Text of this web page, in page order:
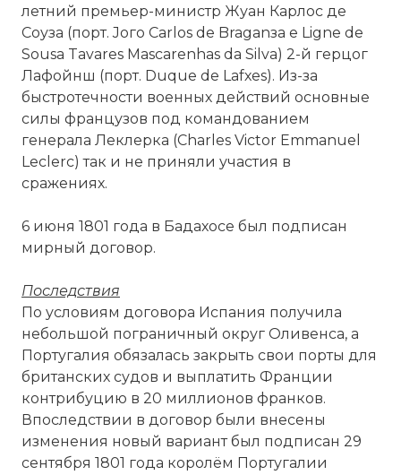
летний премьер-министр Жуан Карлос де
Соуза (порт. Joгo Carlos de Braganзa e Ligne de
Sousa Tavares Mascarenhas da Silva) 2-й герцог
Лафойнш (порт. Duque de Lafхes). Из-за
быстротечности военных действий основные
силы французов под командованием
генерала Леклерка (Charles Victor Emmanuel
Leclerc) так и не приняли участия в
сражениях.
6 июня 1801 года в Бадахосе был подписан
мирный договор.
Последствия
По условиям договора Испания получила
небольшой пограничный округ Оливенса, а
Португалия обязалась закрыть свои порты для
британских судов и выплатить Франции
контрибуцию в 20 миллионов франков.
Впоследствии в договор были внесены
изменения новый вариант был подписан 29
сентября 1801 года королём Португалии
☓